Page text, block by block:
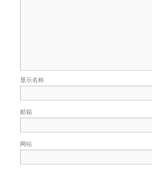
显示名称
邮箱
网站